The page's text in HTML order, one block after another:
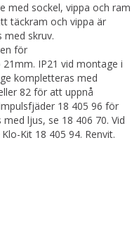
med sockel, vippa och ram
täckram och vippa är
med skruv.
för
IP21 vid montage i
kompletteras med
82 för att uppnå
18 405 96 för
ljus, se 18 406 70. Vid
Kit 18 405 94. Renvit.